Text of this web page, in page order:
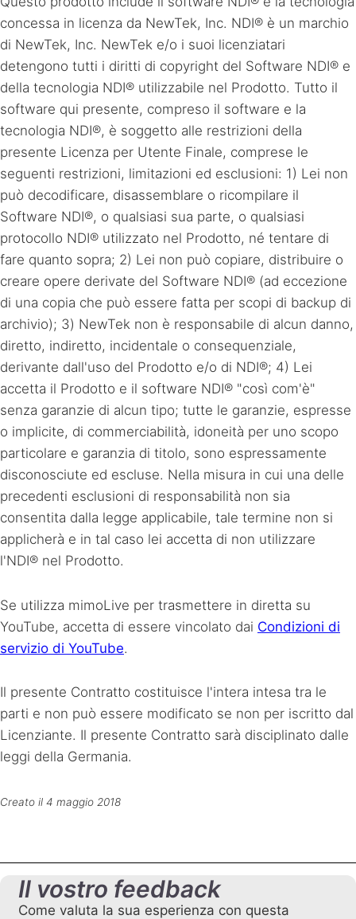
concessa in licenza da NewTek, Inc. NDI® è un marchio
di NewTek, Inc. NewTek e/o i suoi licenziatari
detengono tutti i diritti di copyright del Software NDI® e
della tecnologia NDI® utilizzabile nel Prodotto. Tutto il
software qui presente, compreso il software e la
tecnologia NDI®, è soggetto alle restrizioni della
presente Licenza per Utente Finale, comprese le
seguenti restrizioni, limitazioni ed esclusioni: 1) Lei non
può decodificare, disassemblare o ricompilare il
Software NDI®, o qualsiasi sua parte, o qualsiasi
protocollo NDI® utilizzato nel Prodotto, né tentare di
fare quanto sopra; 2) Lei non può copiare, distribuire o
creare opere derivate del Software NDI® (ad eccezione
di una copia che può essere fatta per scopi di backup di
archivio); 3) NewTek non è responsabile di alcun danno,
diretto, indiretto, incidentale o consequenziale,
derivante dall'uso del Prodotto e/o di NDI®; 4) Lei
accetta il Prodotto e il software NDI® "così com'è"
senza garanzie di alcun tipo; tutte le garanzie, espresse
o implicite, di commerciabilità, idoneità per uno scopo
particolare e garanzia di titolo, sono espressamente
disconosciute ed escluse. Nella misura in cui una delle
precedenti esclusioni di responsabilità non sia
consentita dalla legge applicabile, tale termine non si
applicherà e in tal caso lei accetta di non utilizzare
l'NDI® nel Prodotto.
Se utilizza mimoLive per trasmettere in diretta su
YouTube, accetta di essere vincolato dai Condizioni di
servizio di YouTube.
Il presente Contratto costituisce l'intera intesa tra le
parti e non può essere modificato se non per iscritto dal
Licenziante. Il presente Contratto sarà disciplinato dalle
leggi della Germania.
Creato il 4 maggio 2018
Il vostro feedback
Come valuta la sua esperienza con questa